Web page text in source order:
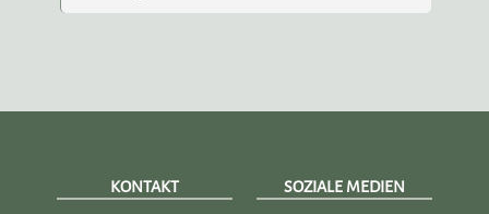
KONTAKT SOZIALE MEDIEN